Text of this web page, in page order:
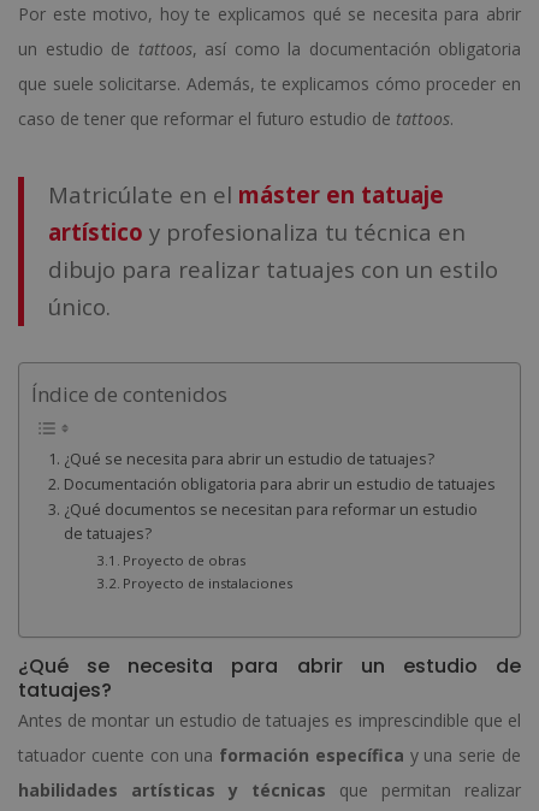
Por este motivo, hoy te explicamos qué se necesita para abrir
un estudio de tattoos, así como la documentación obligatoria
que suele solicitarse. Además, te explicamos cómo proceder en
caso de tener que reformar el futuro estudio de tattoos.
Matricúlate en el máster en tatuaje
artístico y profesionaliza tu técnica en
dibujo para realizar tatuajes con un estilo
único.
Índice de contenidos
¿Qué se necesita para abrir un estudio de tatuajes?
Documentación obligatoria para abrir un estudio de tatuajes
¿Qué documentos se necesitan para reformar un estudio
de tatuajes?
Proyecto de obras
Proyecto de instalaciones
¿Qué se necesita para abrir un estudio de
tatuajes?
Antes de montar un estudio de tatuajes es imprescindible que el
tatuador cuente con una formación específica y una serie de
habilidades artísticas y técnicas que permitan realizar